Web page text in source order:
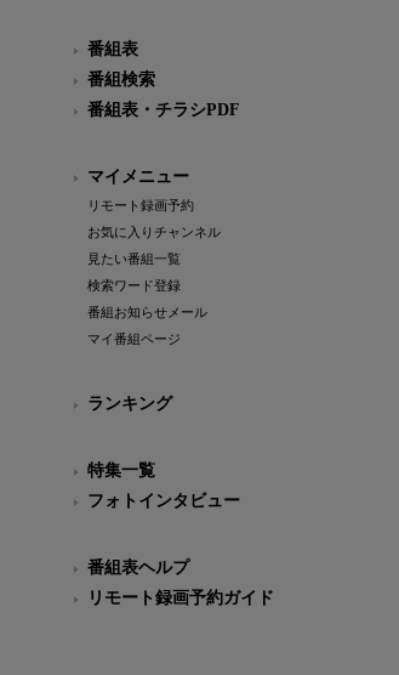
番組表
番組検索
番組表・チラシPDF
マイメニュー
リモート録画予約
お気に入りチャンネル
見たい番組一覧
検索ワード登録
番組お知らせメール
マイ番組ページ
ランキング
特集一覧
フォトインタビュー
番組表ヘルプ
リモート録画予約ガイド